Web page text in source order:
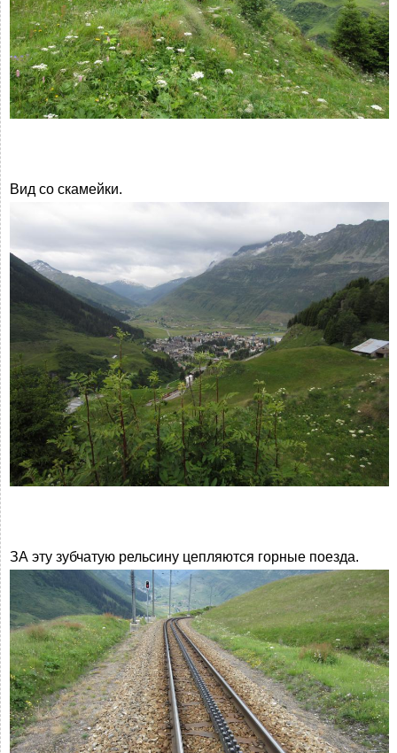
Вид со скамейки.
ЗА эту зубчатую рельсину цепляются горные поезда.